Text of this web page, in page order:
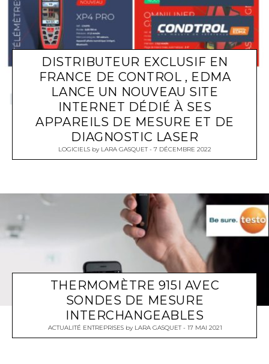
DISTRIBUTEUR EXCLUSIF EN
FRANCE DE CONTROL , EDMA
LANCE UN NOUVEAU SITE
INTERNET DÉDIÉ À SES
APPAREILS DE MESURE ET DE
DIAGNOSTIC LASER
LOGICIELS by LARA GASQUET 7 DÉCEMBRE 2022
THERMOMÈTRE 915I AVEC
SONDES DE MESURE
INTERCHANGEABLES
ACTUALITÉ ENTREPRISESby LARA GASQUET 17 MAI 2021